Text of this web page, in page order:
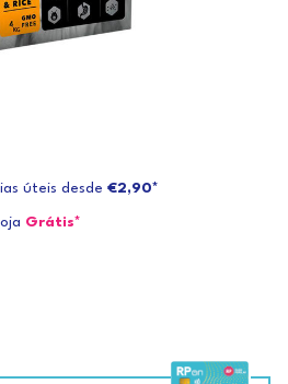
úteis desde €2,90*
Grátis*